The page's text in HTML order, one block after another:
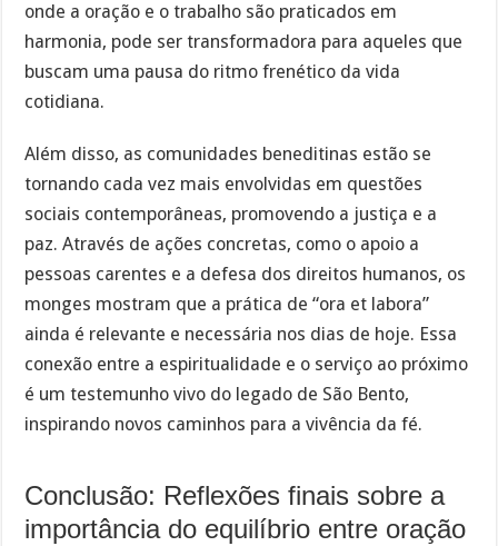
onde a oração e o trabalho são praticados em
harmonia, pode ser transformadora para aqueles que
buscam uma pausa do ritmo frenético da vida
cotidiana.
Além disso, as comunidades beneditinas estão se
tornando cada vez mais envolvidas em questões
sociais contemporâneas, promovendo a justiça e a
paz. Através de ações concretas, como o apoio a
pessoas carentes e a defesa dos direitos humanos, os
monges mostram que a prática de “ora et labora”
ainda é relevante e necessária nos dias de hoje. Essa
conexão entre a espiritualidade e o serviço ao próximo
é um testemunho vivo do legado de São Bento,
inspirando novos caminhos para a vivência da fé.
Conclusão: Reflexões finais sobre a
importância do equilíbrio entre oração